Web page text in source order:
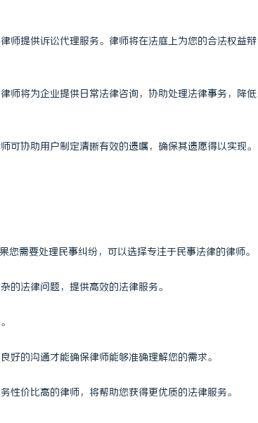
师提供诉讼代理服务。律师将在法庭上为您的合法权益辩
师将为企业提供日常法律咨询，协助处理法律事务，降低
协助用户制定清晰有效的遗嘱，确保其遗愿得以实现。
需要处理民事纠纷，可以选择专注于民事法律的律师。
的法律问题，提供高效的法律服务。
的沟通才能确保律师能够准确理解您的需求。
价比高的律师，将帮助您获得更优质的法律服务。